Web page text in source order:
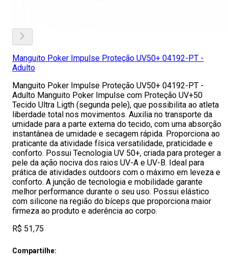
Manguito Poker Impulse Proteção UV50+ 04192-PT -
Adulto
Manguito Poker Impulse Proteção UV50+ 04192-PT -
Adulto Manguito Poker Impulse com Proteção UV+50
Tecido Ultra Ligth (segunda pele), que possibilita ao atleta
liberdade total nos movimentos. Auxilia no transporte da
umidade para a parte externa do tecido, com uma absorção
instantânea de umidade e secagem rápida. Proporciona ao
praticante da atividade física versatilidade, praticidade e
conforto. Possui Tecnologia UV 50+, criada para proteger a
pele da ação nociva dos raios UV-A e UV-B. Ideal para
prática de atividades outdoors com o máximo em leveza e
conforto. A junção de tecnologia e mobilidade garante
melhor performance durante o seu uso. Possui elástico
com silicone na região do bíceps que proporciona maior
firmeza ao produto e aderência ao corpo.
R$ 51,75
Compartilhe: